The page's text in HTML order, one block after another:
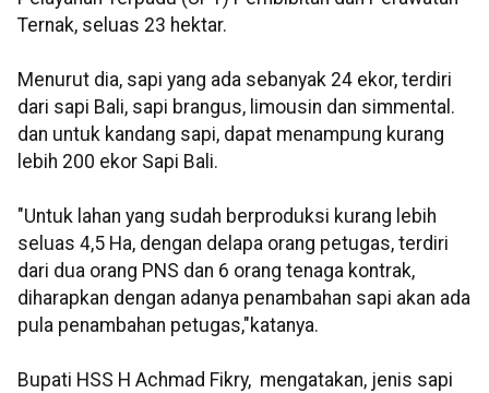
Ternak, seluas 23 hektar.
Menurut dia, sapi yang ada sebanyak 24 ekor, terdiri
dari sapi Bali, sapi brangus, limousin dan simmental.
dan untuk kandang sapi, dapat menampung kurang
lebih 200 ekor Sapi Bali.
"Untuk lahan yang sudah berproduksi kurang lebih
seluas 4,5 Ha, dengan delapa orang petugas, terdiri
dari dua orang PNS dan 6 orang tenaga kontrak,
diharapkan dengan adanya penambahan sapi akan ada
pula penambahan petugas,"katanya.
Bupati HSS H Achmad Fikry, mengatakan, jenis sapi